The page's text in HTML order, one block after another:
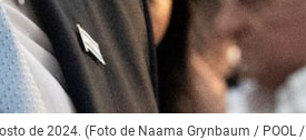
de 2024. (Foto de Naama Grynbaum / POOL